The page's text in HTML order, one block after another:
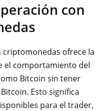
con
criptomonedas ofrece la
el comportamiento del
Bitcoin sin tener
Esto significa
para el trader,